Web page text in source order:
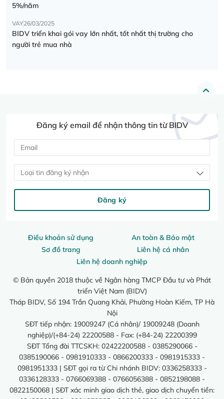
5%/năm
VAY26/03/2025
BIDV triển khai gói vay lớn nhất, tốt nhất thị trường cho
người trẻ mua nhà
Điều khoản sử dụng
An toàn & Bảo mật
Sơ đồ trang
Liên hệ cá nhân
Liên hệ doanh nghiệp
© Bản quyền 2018 thuộc về Ngân hàng TMCP Đầu tư và Phát
triển Việt Nam (BIDV)
Tháp BIDV, Số 194 Trần Quang Khải, Phường Hoàn Kiếm, TP Hà
Nội
SĐT tiếp nhận: 19009247 (Cá nhân)/ 19009248 (Doanh
nghiệp)/(+84-24) 22200588 - Fax: (+84-24) 22200399
SĐT Tổng đài TTCSKH: 02422200588 - 0385290066 -
0385190066 - 0981910333 - 0866200333 - 0981915333 -
0981951333 | SĐT gọi ra từ Chi nhánh BIDV: 0336258333 -
0336128333 - 0766069388 - 0766056388 - 0852198088 -
0822150068 | SĐT xác minh giao dịch thẻ, giao dịch chuyển tiền:
Đăng ký email để nhận thông tin từ BIDV
Loại tin đăng ký nhận
Đăng ký